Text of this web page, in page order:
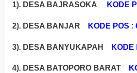
1). DESA BAJRASOKA KODE
2). DESA BANJAR KODE POS :
3). DESA BANYUKAPAH KODE
4). DESA BATOPORO BARAT